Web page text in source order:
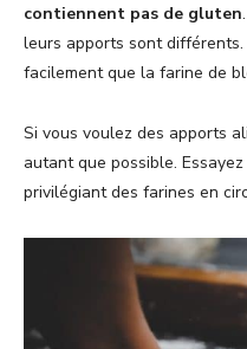
contiennent pas de gluten
leurs apports sont différents.
facilement que la farine de
Si vous voulez des apports
autant que possible.
privilégiant des farines en